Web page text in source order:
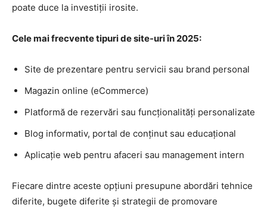
poate duce la investiții irosite.
Cele mai frecvente tipuri de site-uri în 2025:
Site de prezentare pentru servicii sau brand personal
Magazin online (eCommerce)
Platformă de rezervări sau funcționalități personalizate
Blog informativ, portal de conținut sau educațional
Aplicație web pentru afaceri sau management intern
Fiecare dintre aceste opțiuni presupune abordări tehnice
diferite, bugete diferite și strategii de promovare